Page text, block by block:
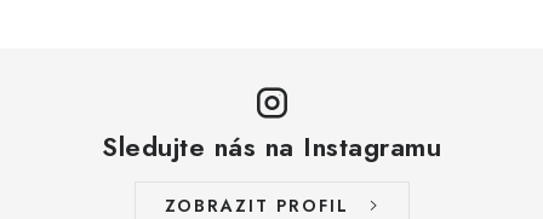
Sledujte nás na Instagramu
ZOBRAZIT PROFIL